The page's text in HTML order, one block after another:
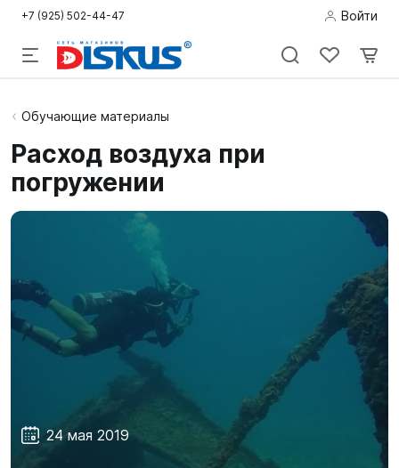
+7 (925) 502-44-47 Войти
Подводная
Дайвинг
Фридайвинг
Детям
сёрфинг
Обучающие материалы
Расход воздуха при
погружении
24 мая 2019